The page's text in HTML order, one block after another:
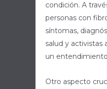
condición. A
personas con
síntomas,
salud y activistas
un
Otro aspecto